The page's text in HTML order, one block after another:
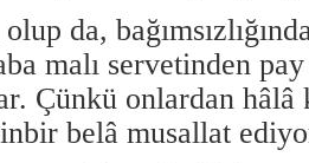
da,
malı servetinden
Çünkü onlardan
belâ musallat